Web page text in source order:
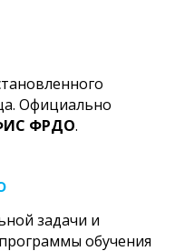
Официально
ФРДО.
задачи и
программы обучения